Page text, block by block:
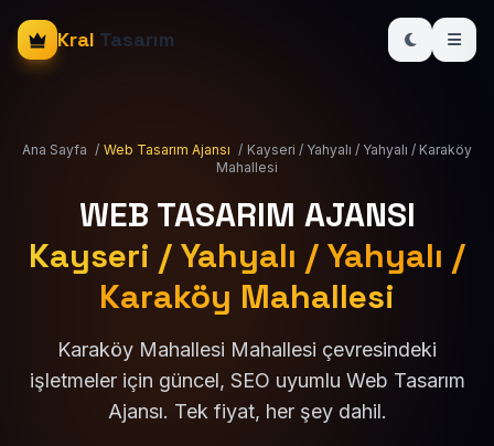
Kral Tasarım
Ana Sayfa / Web Tasarım Ajansı / Kayseri / Yahyalı / Yahyalı / Karaköy
Mahallesi
WEB TASARIM AJANSI
Kayseri / Yahyalı / Yahyalı /
Karaköy Mahallesi
Karaköy Mahallesi Mahallesi çevresindeki
işletmeler için güncel, SEO uyumlu Web Tasarım
Ajansı. Tek fiyat, her şey dahil.